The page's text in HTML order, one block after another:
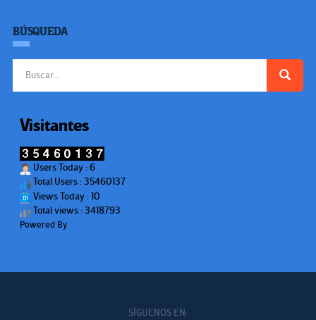
BÚSQUEDA
Visitantes
Users Today : 6
Total Users : 35460137
Views Today : 10
Total views : 3418793
Powered By
SÍGUENOS EN: